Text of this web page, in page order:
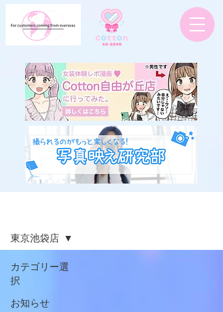
カテゴリー選
択
お知らせ
東京池袋店